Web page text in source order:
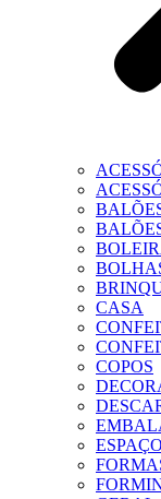
CASA
COPOS
ESPAÇO